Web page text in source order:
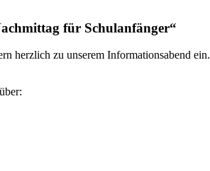
für Schulanfänger“
herzlich zu unserem Informationsabend ein.